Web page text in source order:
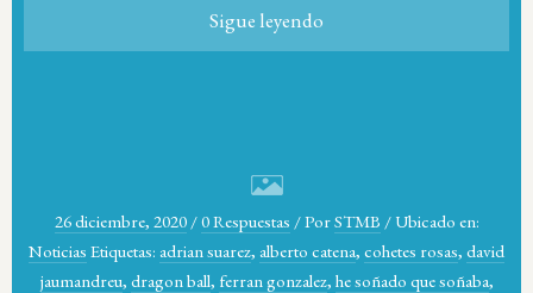
Sigue leyendo
26 diciembre, 2020 /0 Respuestas /PorSTMB / Ubicado en:
Noticias Etiquetas: adrian suarez, alberto catena, cohetes rosas, david
jaumandreu, dragon ball, ferran gonzalez, he soñado que soñaba,